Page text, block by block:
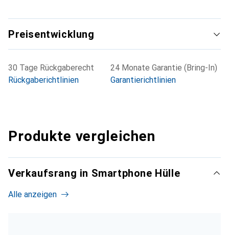
Preisentwicklung
30 Tage Rückgaberecht
Rückgaberichtlinien
24 Monate Garantie (Bring-In)
Garantierichtlinien
Produkte vergleichen
Verkaufsrang in Smartphone Hülle
Alle anzeigen